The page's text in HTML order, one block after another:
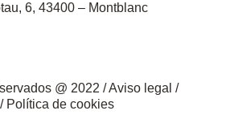
6, 43400 – Montblanc
@ 2022 /Aviso legal /
/ Política de cookies